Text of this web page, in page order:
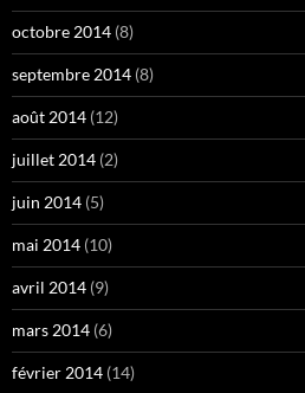
octobre 2014 (8)
septembre 2014 (8)
août 2014 (12)
juillet 2014 (2)
juin 2014 (5)
mai 2014 (10)
avril 2014 (9)
mars 2014 (6)
février 2014 (14)